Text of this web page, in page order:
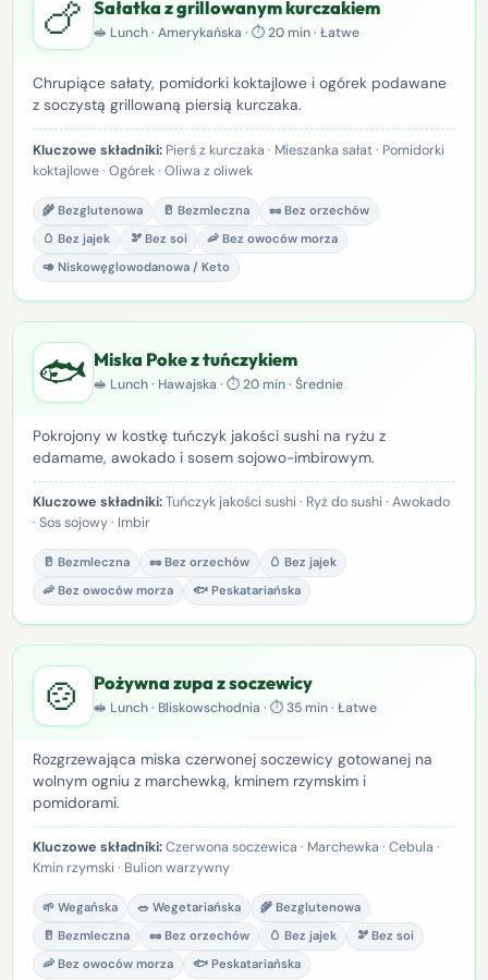
🍗 Sałatka z grillowanym kurczakiem
🥪 Lunch · Amerykańska · ⏱ 20 min · Łatwe
Chrupiące sałaty, pomidorki koktajlowe i ogórek podawane
z soczystą grillowaną piersią kurczaka.
Kluczowe składniki:Pierś z kurczaka · Mieszanka sałat · Pomidorki
koktajlowe · Ogórek · Oliwa z oliwek
🌾 Bezglutenowa 🥛 Bezmleczna
🥜 Bez orzechów
🥚 Bez jajek
🫘 Bez soi
🦐 Bez owoców morza
🥑 Niskowęglowodanowa / Keto
🐟 Miska Poke z tuńczykiem
🥪 Lunch · Hawajska · ⏱ 20 min · Średnie
Pokrojony w kostkę tuńczyk jakości sushi na ryżu z
edamame, awokado i sosem sojowo-imbirowym.
Kluczowe składniki:Tuńczyk jakości sushi · Ryż do sushi · Awokado
· Sos sojowy · Imbir
🥛 Bezmleczna 🥜 Bez orzechów
🥚 Bez jajek
🦐 Bez owoców morza
🐟 Peskatariańska
🍲 Pożywna zupa z soczewicy
🥪 Lunch · Bliskowschodnia · ⏱ 35 min · Łatwe
Rozgrzewająca miska czerwonej soczewicy gotowanej na
wolnym ogniu z marchewką, kminem rzymskim i
pomidorami.
Kluczowe składniki:Czerwona soczewica · Marchewka · Cebula ·
Kmin rzymski · Bulion warzywny
🌱 Wegańska 🥗 Wegetariańska
🌾 Bezglutenowa
🥛 Bezmleczna
🥜 Bez orzechów 🥚 Bez jajek
🫘 Bez soi
🦐 Bez owoców morza
🐟 Peskatariańska